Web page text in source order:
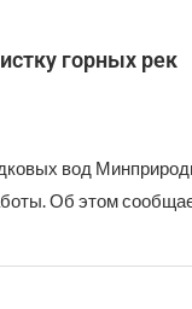
горных рек
вод
Об этом